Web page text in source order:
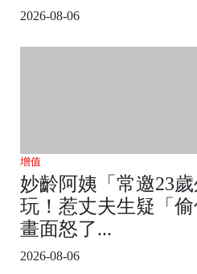
2026-08-06
增值
妙齡阿姨「常邀23
玩！惹丈夫生疑「
畫面怒了...
2026-08-06